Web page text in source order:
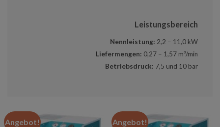
Leistungsbereich
Nennleistung: 2,2 – 11,0 kW
Liefermengen: 0,27 – 1,57 m³/min
Betriebsdruck: 7,5 und 10 bar
Angebot! Angebot!